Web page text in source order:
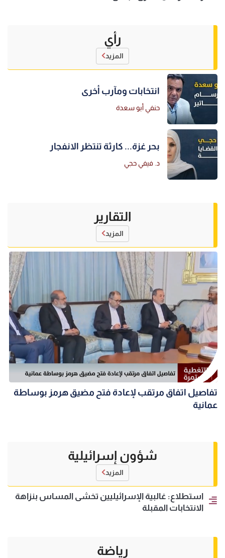
رأي
المزيد
انتخابات ومآرب أخرى
حنفي أبو سعدة
بحر غزة... كارثة تنتظر الانفجار
د. فيفي حجي
التقارير
المزيد
تفاصيل اتفاق مرتقب لإعادة فتح مضيق هرمز بوساطة
عمانية
شؤون إسرائيلية
المزيد
استطلاع: غالبية الإسرائيليين تخشى المساس بنزاهة
الانتخابات المقبلة
رياضة